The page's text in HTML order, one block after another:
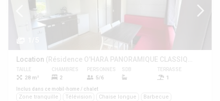
Location (Résidence O'HARA PANORAMIQUE CLASSIQUE ECO-CONCU / 28m2 - 2 chambres - Terrasse semi-couverte)
TAILLE
28 m²
CHAMBRES
2
PERSONNES
5/6
SDB TERRASSE
1
Inclus dans ce mobil-home / chalet
Zone tranquille Télévision Chaise longue
Barbecue